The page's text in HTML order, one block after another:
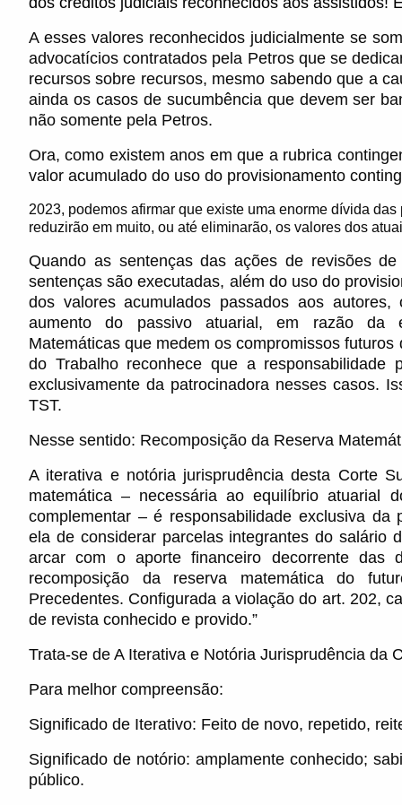
A esses valores reconhecidos judicialmente se
advocatícios contratados pela Petros que se
recursos sobre recursos, mesmo sabendo que a
ainda os casos de sucumbência que devem ser
não somente pela Petros.
Ora, como existem anos em que a rubrica
valor acumulado do uso do provisionamento
2023, podemos afirmar que existe uma enorme dívida
reduzirão em muito, ou até eliminarão, os valores dos
Quando as sentenças das ações de revisões
sentenças são executadas, além do uso do
dos valores acumulados passados aos
aumento do passivo atuarial, em razão da
Matemáticas que medem os compromissos
do Trabalho reconhece que a responsabilidade
exclusivamente da patrocinadora nesses casos.
TST.
Nesse sentido: Recomposição da Reserva
A iterativa e notória jurisprudência desta Corte
matemática – necessária ao equilíbrio atuarial
complementar – é responsabilidade exclusiva da
ela de considerar parcelas integrantes do salário
arcar com o aporte financeiro decorrente das
recomposição da reserva matemática do
Precedentes. Configurada a violação do art. 202,
de revista conhecido e provido.”
Trata-se de A Iterativa e Notória Jurisprudência da
Para melhor compreensão:
Significado de Iterativo: Feito de novo, repetido,
Significado de notório: amplamente conhecido;
público.